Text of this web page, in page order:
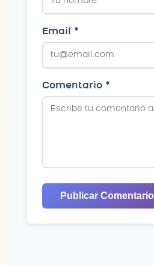
Email *
Comentario *
Publicar Comentario